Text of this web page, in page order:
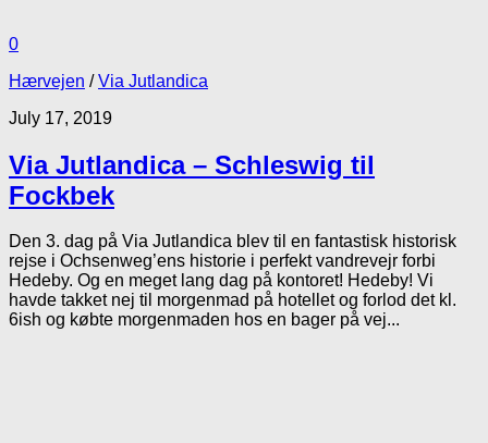
0
Hærvejen /Via Jutlandica
July 17, 2019
Via Jutlandica – Schleswig til
Fockbek
Den 3. dag på Via Jutlandica blev til en fantastisk historisk
rejse i Ochsenweg’ens historie i perfekt vandrevejr forbi
Hedeby. Og en meget lang dag på kontoret! Hedeby! Vi
havde takket nej til morgenmad på hotellet og forlod det kl.
6ish og købte morgenmaden hos en bager på vej...